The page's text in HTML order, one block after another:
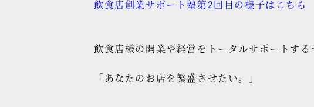
飲食店創業サポート塾第2回目の様子はこちら
飲食店様の開業や経営をトータルサポートする
「あなたのお店を繁盛させたい。」